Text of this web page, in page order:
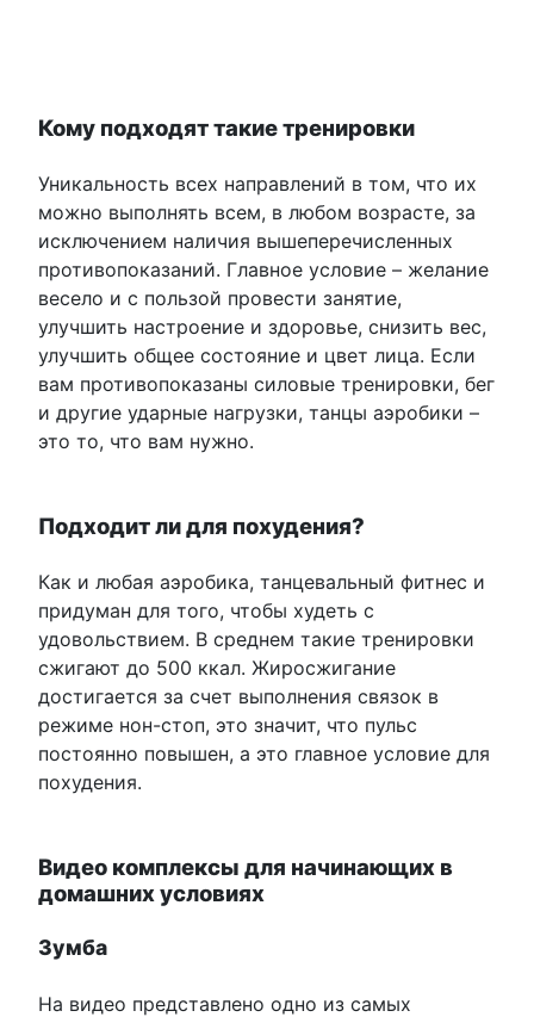
Кому подходят такие тренировки
Уникальность всех направлений в том, что их
можно выполнять всем, в любом возрасте, за
исключением наличия вышеперечисленных
противопоказаний. Главное условие – желание
весело и с пользой провести занятие,
улучшить настроение и здоровье, снизить вес,
улучшить общее состояние и цвет лица. Если
вам противопоказаны силовые тренировки, бег
и другие ударные нагрузки, танцы аэробики –
это то, что вам нужно.
Подходит ли для похудения?
Как и любая аэробика, танцевальный фитнес и
придуман для того, чтобы худеть с
удовольствием. В среднем такие тренировки
сжигают до 500 ккал. Жиросжигание
достигается за счет выполнения связок в
режиме нон-стоп, это значит, что пульс
постоянно повышен, а это главное условие для
похудения.
Видео комплексы для начинающих в
домашних условиях
Зумба
На видео представлено одно из самых